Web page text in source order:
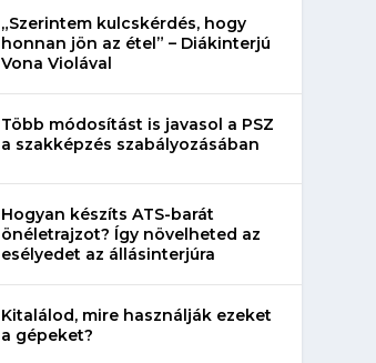
„Szerintem kulcskérdés, hogy
honnan jön az étel” – Diákinterjú
Vona Violával
Több módosítást is javasol a PSZ
a szakképzés szabályozásában
Hogyan készíts ATS-barát
önéletrajzot? Így növelheted az
esélyedet az állásinterjúra
Kitalálod, mire használják ezeket
a gépeket?